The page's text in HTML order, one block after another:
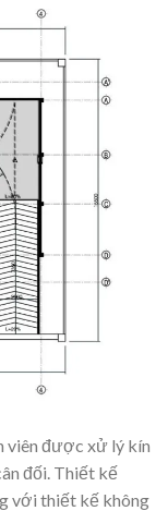
viên được xử lý kín
đối. Thiết kế
với thiết kế không